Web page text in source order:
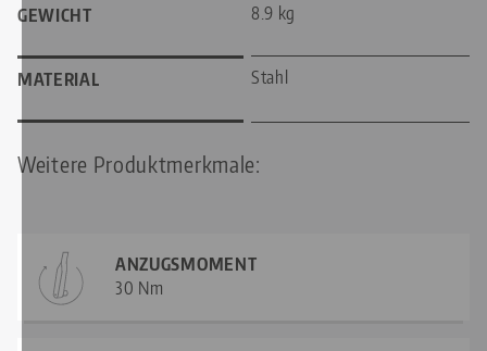
GEWICHT 8.9 kg
MATERIAL Stahl
Weitere Produktmerkmale:
ANZUGSMOMENT
30 Nm